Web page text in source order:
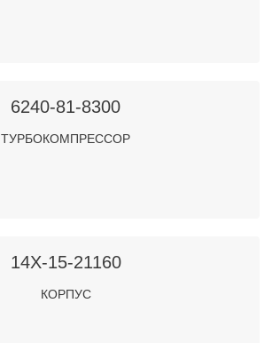
6240-81-8300
ТУРБОКОМПРЕССОР
14X-15-21160
КОРПУС